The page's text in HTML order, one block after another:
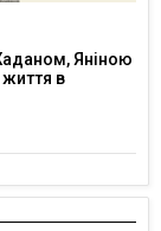
Яніною
в